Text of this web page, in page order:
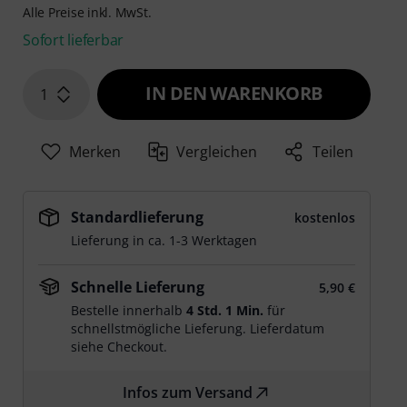
Alle Preise inkl. MwSt.
Sofort lieferbar
1 IN DEN WARENKORB
Merken Vergleichen Teilen
Standardlieferung
kostenlos
Lieferung in ca. 1-3 Werktagen
Schnelle Lieferung
5,90 €
Bestelle innerhalb4 Std. 1 Min. für
schnellstmögliche Lieferung. Lieferdatum
siehe Checkout.
Infos zum Versand